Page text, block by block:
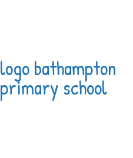
logo bathampton
primary school